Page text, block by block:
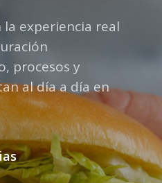
experiencia real
procesos y
al día a día en